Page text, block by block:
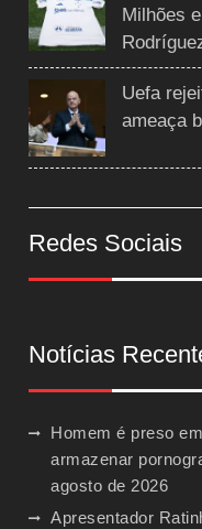
Milhões
Uefa
ameaça
Redes Sociais
Notícias
Homem é preso
armazenar
agosto de 2026
Apresentador